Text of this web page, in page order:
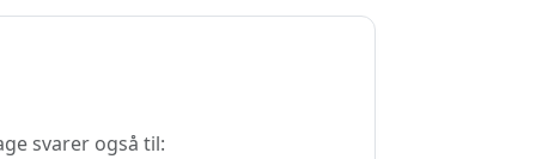
svarer også til: